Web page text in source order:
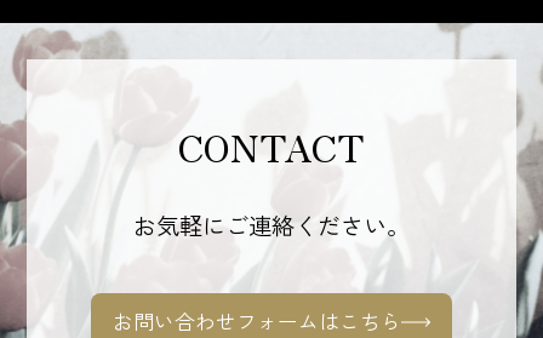
CONTACT
お気軽にご連絡ください。
お問い合わせフォームはこちら